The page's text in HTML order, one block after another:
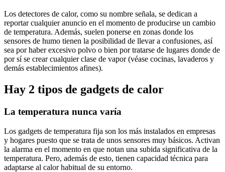
Los detectores de calor, como su nombre señala, se dedican a
reportar cualquier anuncio en el momento de producirse un cambio
de temperatura. Además, suelen ponerse en zonas donde los
sensores de humo tienen la posibilidad de llevar a confusiones, así
sea por haber excesivo polvo o bien por tratarse de lugares donde de
por sí se crear cualquier clase de vapor (véase cocinas, lavaderos y
demás establecimientos afines).
Hay 2 tipos de gadgets de calor
La temperatura nunca varía
Los gadgets de temperatura fija son los más instalados en empresas
y hogares puesto que se trata de unos sensores muy básicos. Activan
la alarma en el momento en que notan una subida significativa de la
temperatura. Pero, además de esto, tienen capacidad técnica para
adaptarse al calor habitual de su entorno.